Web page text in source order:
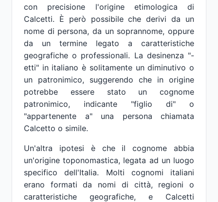
con precisione l'origine etimologica di
Calcetti. È però possibile che derivi da un
nome di persona, da un soprannome, oppure
da un termine legato a caratteristiche
geografiche o professionali. La desinenza "-
etti" in italiano è solitamente un diminutivo o
un patronimico, suggerendo che in origine
potrebbe essere stato un cognome
patronimico, indicante "figlio di" o
"appartenente a" una persona chiamata
Calcetto o simile.
Un'altra ipotesi è che il cognome abbia
un'origine toponomastica, legata ad un luogo
specifico dell'Italia. Molti cognomi italiani
erano formati da nomi di città, regioni o
caratteristiche geografiche, e Calcetti